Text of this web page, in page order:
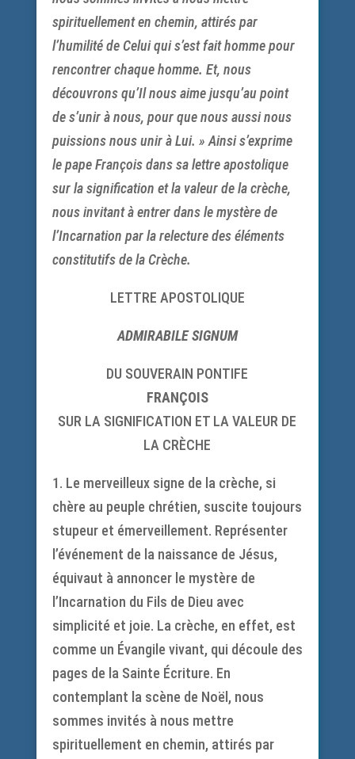
spirituellement en chemin, attirés par
l’humilité de Celui qui s’est fait homme pour
rencontrer chaque homme. Et, nous
découvrons qu’Il nous aime jusqu’au point
de s’unir à nous, pour que nous aussi nous
puissions nous unir à Lui. » Ainsi s’exprime
le pape François dans sa lettre apostolique
sur la signification et la valeur de la crèche,
nous invitant à entrer dans le mystère de
l’Incarnation par la relecture des éléments
constitutifs de la Crèche.
LETTRE APOSTOLIQUE
ADMIRABILE SIGNUM
DU SOUVERAIN PONTIFE
FRANÇOIS
SUR LA SIGNIFICATION ET LA VALEUR DE
LA CRÈCHE
1. Le merveilleux signe de la crèche, si
chère au peuple chrétien, suscite toujours
stupeur et émerveillement. Représenter
l’événement de la naissance de Jésus,
équivaut à annoncer le mystère de
l’Incarnation du Fils de Dieu avec
simplicité et joie. La crèche, en effet, est
comme un Évangile vivant, qui découle des
pages de la Sainte Écriture. En
contemplant la scène de Noël, nous
sommes invités à nous mettre
spirituellement en chemin, attirés par